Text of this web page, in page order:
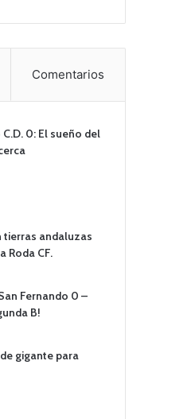
Comentarios
C.D. 0: El sueño del
tierras andaluzas
Roda CF.
Fernando 0 –
B!
gigante para